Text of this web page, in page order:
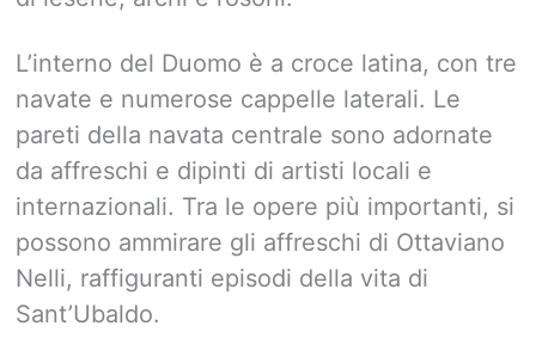
L’interno del Duomo è a croce latina, con tre
navate e numerose cappelle laterali. Le
pareti della navata centrale sono adornate
da affreschi e dipinti di artisti locali e
internazionali. Tra le opere più importanti, si
possono ammirare gli affreschi di Ottaviano
Nelli, raffiguranti episodi della vita di
Sant’Ubaldo.